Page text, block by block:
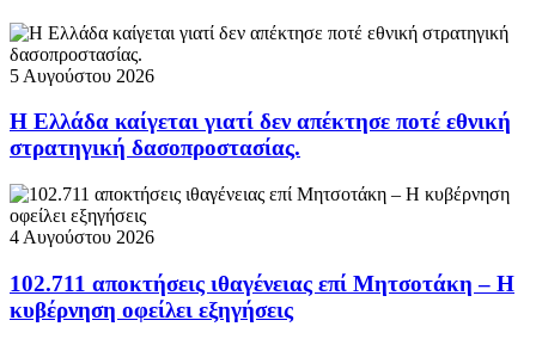
5 Αυγούστου 2026
Η Ελλάδα καίγεται γιατί δεν απέκτησε ποτέ εθνική
στρατηγική δασοπροστασίας.
4 Αυγούστου 2026
102.711 αποκτήσεις ιθαγένειας επί Μητσοτάκη – Η
κυβέρνηση οφείλει εξηγήσεις